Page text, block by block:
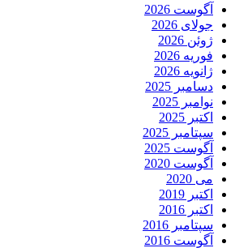
آگوست 2026
جولای 2026
ژوئن 2026
فوریه 2026
ژانویه 2026
دسامبر 2025
نوامبر 2025
اکتبر 2025
سپتامبر 2025
آگوست 2025
آگوست 2020
می 2020
اکتبر 2019
اکتبر 2016
سپتامبر 2016
آگوست 2016